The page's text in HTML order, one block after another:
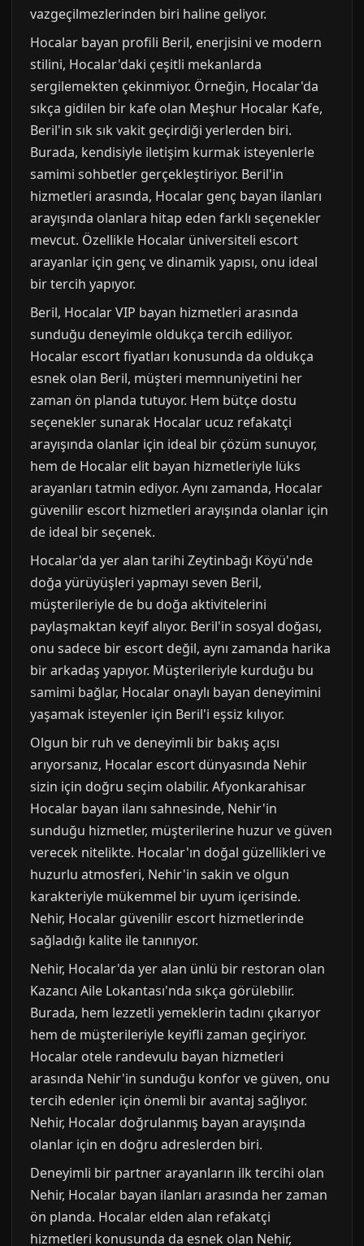
vazgeçilmezlerinden biri haline geliyor.
Hocalar bayan profili Beril, enerjisini ve modern
stilini, Hocalar'daki çeşitli mekanlarda
sergilemekten çekinmiyor. Örneğin, Hocalar'da
sıkça gidilen bir kafe olan Meşhur Hocalar Kafe,
Beril'in sık sık vakit geçirdiği yerlerden biri.
Burada, kendisiyle iletişim kurmak isteyenlerle
samimi sohbetler gerçekleştiriyor. Beril'in
hizmetleri arasında, Hocalar genç bayan ilanları
arayışında olanlara hitap eden farklı seçenekler
mevcut. Özellikle Hocalar üniversiteli escort
arayanlar için genç ve dinamik yapısı, onu ideal
bir tercih yapıyor.
Beril, Hocalar VIP bayan hizmetleri arasında
sunduğu deneyimle oldukça tercih ediliyor.
Hocalar escort fiyatları konusunda da oldukça
esnek olan Beril, müşteri memnuniyetini her
zaman ön planda tutuyor. Hem bütçe dostu
seçenekler sunarak Hocalar ucuz refakatçi
arayışında olanlar için ideal bir çözüm sunuyor,
hem de Hocalar elit bayan hizmetleriyle lüks
arayanları tatmin ediyor. Aynı zamanda, Hocalar
güvenilir escort hizmetleri arayışında olanlar için
de ideal bir seçenek.
Hocalar'da yer alan tarihi Zeytinbağı Köyü'nde
doğa yürüyüşleri yapmayı seven Beril,
müşterileriyle de bu doğa aktivitelerini
paylaşmaktan keyif alıyor. Beril'in sosyal doğası,
onu sadece bir escort değil, aynı zamanda harika
bir arkadaş yapıyor. Müşterileriyle kurduğu bu
samimi bağlar, Hocalar onaylı bayan deneyimini
yaşamak isteyenler için Beril'i eşsiz kılıyor.
Olgun bir ruh ve deneyimli bir bakış açısı
arıyorsanız, Hocalar escort dünyasında Nehir
sizin için doğru seçim olabilir. Afyonkarahisar
Hocalar bayan ilanı sahnesinde, Nehir'in
sunduğu hizmetler, müşterilerine huzur ve güven
verecek nitelikte. Hocalar'ın doğal güzellikleri ve
huzurlu atmosferi, Nehir'in sakin ve olgun
karakteriyle mükemmel bir uyum içerisinde.
Nehir, Hocalar güvenilir escort hizmetlerinde
sağladığı kalite ile tanınıyor.
Nehir, Hocalar'da yer alan ünlü bir restoran olan
Kazancı Aile Lokantası'nda sıkça görülebilir.
Burada, hem lezzetli yemeklerin tadını çıkarıyor
hem de müşterileriyle keyifli zaman geçiriyor.
Hocalar otele randevulu bayan hizmetleri
arasında Nehir'in sunduğu konfor ve güven, onu
tercih edenler için önemli bir avantaj sağlıyor.
Nehir, Hocalar doğrulanmış bayan arayışında
olanlar için en doğru adreslerden biri.
Deneyimli bir partner arayanların ilk tercihi olan
Nehir, Hocalar bayan ilanları arasında her zaman
ön planda. Hocalar elden alan refakatçi
hizmetleri konusunda da esnek olan Nehir,